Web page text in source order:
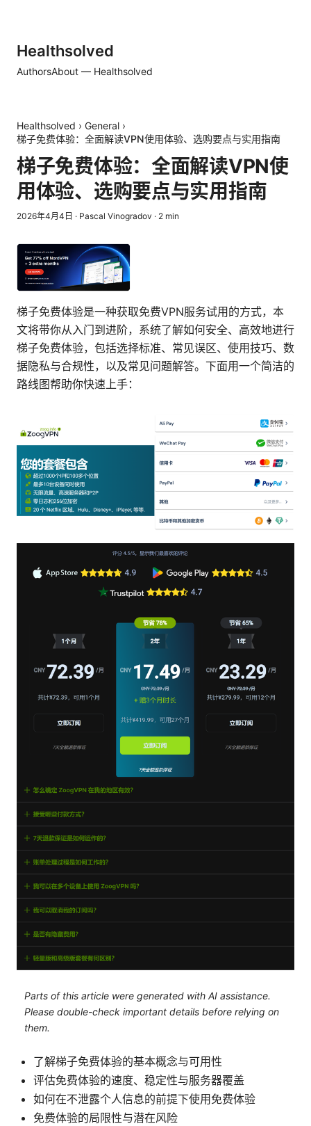
Healthsolved
AuthorsAbout — Healthsolved
Healthsolved › General ›
梯子免费体验：全面解读VPN使用体验、选购要点与实用指南
梯子免费体验：全面解读VPN使
用体验、选购要点与实用指南
2026年4月4日 · Pascal Vinogradov · 2 min
梯子免费体验是一种获取免费VPN服务试用的方式，本
文将带你从入门到进阶，系统了解如何安全、高效地进行
梯子免费体验，包括选择标准、常见误区、使用技巧、数
据隐私与合规性，以及常见问题解答。下面用一个简洁的
路线图帮助你快速上手：
Parts of this article were generated with AI assistance.
Please double-check important details before relying on
them.
了解梯子免费体验的基本概念与可用性
评估免费体验的速度、稳定性与服务器覆盖
如何在不泄露个人信息的前提下使用免费体验
免费体验的局限性与潜在风险